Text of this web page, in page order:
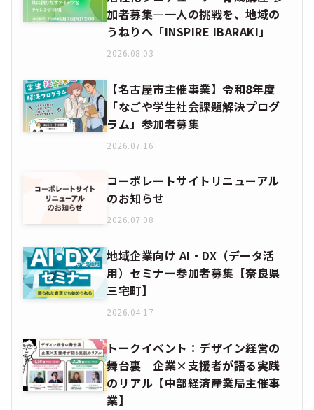
加者募集―一人の挑戦を、地域の
うねりへ「INSPIRE IBARAKI」
2026.08.03
【名古屋市主催事業】令和8年度
「なごや学生社会課題解決プログ
ラム」参加者募集
2026.07.16
コーポレートサイトリニューアル
のお知らせ
2026.07.08
地域企業向け AI・DX（データ活
用）セミナー参加者募集【奈良県
三宅町】
2026.04.17
トークイベント：デザイン経営の
舞台裏 企業×支援者が語る実践
のリアル【中部経済産業局主催事
業】